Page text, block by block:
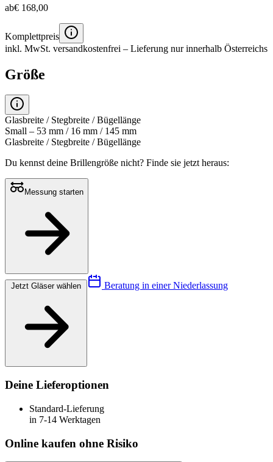
ab€ 168,00
Komplettpreis
inkl. MwSt. versandkostenfrei – Lieferung nur innerhalb Österreichs
Größe
Glasbreite / Stegbreite / Bügellänge
Small – 53 mm / 16 mm / 145 mm
Glasbreite / Stegbreite / Bügellänge
Du kennst deine Brillengröße nicht? Finde sie jetzt heraus:
Messung starten
Beratung in einer Niederlassung
Deine Lieferoptionen
Standard-Lieferung
in 7-14 Werktagen
Online kaufen ohne Risiko